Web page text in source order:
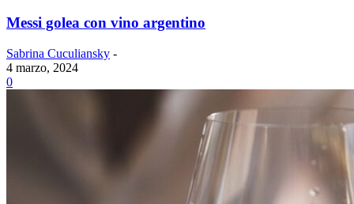
Messi golea con vino argentino
Sabrina Cuculiansky -
4 marzo, 2024
0